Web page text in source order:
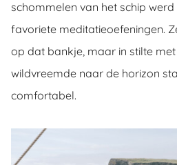
schommelen van het schip
favoriete meditatieoefeningen.
op dat bankje, maar in stilte
wildvreemde naar de horizon
comfortabel.